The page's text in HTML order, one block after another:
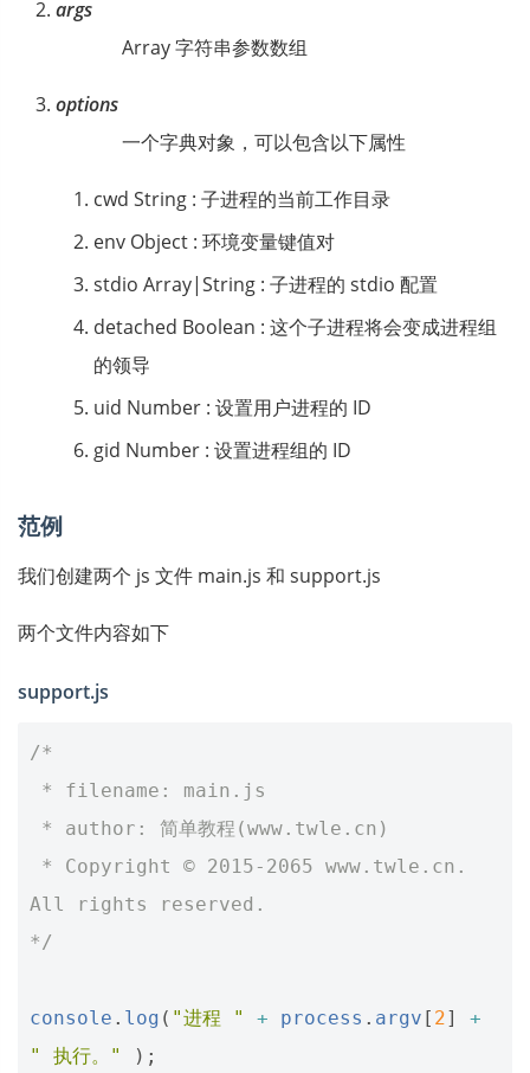
args
Array 字符串参数数组
options
一个字典对象，可以包含以下属性
cwd String : 子进程的当前工作目录
env Object : 环境变量键值对
stdio Array|String : 子进程的 stdio 配置
detached Boolean : 这个子进程将会变成进程组
的领导
uid Number : 设置用户进程的 ID
gid Number : 设置进程组的 ID
范例
我们创建两个 js 文件 main.js 和 support.js
两个文件内容如下
support.js
/*
* filename: main.js
* author: 简单教程(www.twle.cn)
All rights reserved.
*/
console . log ( "进程 " + process . argv [ 2]
+
" 执行。"
);